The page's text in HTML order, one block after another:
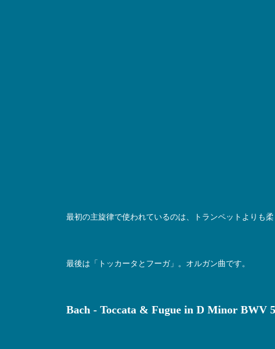
最初の主旋律で使われているのは、トランペットよりも
最後は「トッカータとフーガ」。オルガン曲です。
Bach - Toccata & Fugue in D Minor BWV